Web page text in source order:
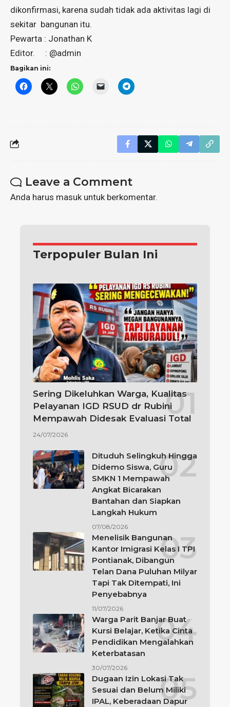
dikonfirmasi, karena sudah tidak ada aktivitas lagi di
sekitar bangunan itu.
Pewarta : Jonathan K
Editor. : @admin
Bagikan ini:
Leave a Comment
Anda harus masukuntuk berkomentar.
Terpopuler Bulan Ini
Sering Dikeluhkan Warga, Kualitas
Pelayanan IGD RSUD dr Rubini
Mempawah Didesak Evaluasi Total
24/07/2026
Dituduh Selingkuh Hingga
Didemo Siswa, Guru
SMKN 1 Mempawah
Angkat Bicarakan
Bantahan dan Siapkan
Langkah Hukum
07/08/2026
Menelisik Bangunan
Kantor Imigrasi Kelas I TPI
Pontianak, Dibangun
Telan Dana Puluhan Milyar
Tapi Tak Ditempati, Ini
Penyebabnya
11/07/2026
Warga Parit Banjar Buat
Kursi Belajar, Ketika Cinta
Pendidikan Mengalahkan
Keterbatasan
30/07/2026
Dugaan Izin Lokasi Tak
Sesuai dan Belum Miliki
IPAL, Keberadaan Dapur